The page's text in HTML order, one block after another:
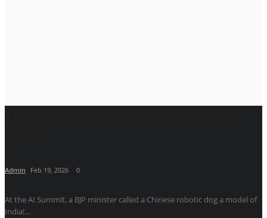
Admin Feb 19, 2026 0
At the AI ​​Summit, a BJP minister called a Chinese robotic dog a model of
India!...